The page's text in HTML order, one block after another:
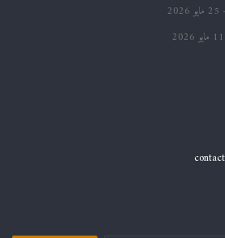
25 مايو 2026
11 مايو 2026